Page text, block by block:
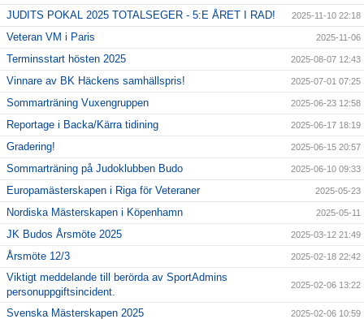
JUDITS POKAL 2025 TOTALSEGER - 5:E ÅRET I RAD! 2025-11-10 22:18
Veteran VM i Paris 2025-11-06
Terminsstart hösten 2025 2025-08-07 12:43
Vinnare av BK Häckens samhällspris! 2025-07-01 07:25
Sommarträning Vuxengruppen 2025-06-23 12:58
Reportage i Backa/Kärra tidining 2025-06-17 18:19
Gradering! 2025-06-15 20:57
Sommarträning på Judoklubben Budo 2025-06-10 09:33
Europamästerskapen i Riga för Veteraner 2025-05-23
Nordiska Mästerskapen i Köpenhamn 2025-05-11
JK Budos Årsmöte 2025 2025-03-12 21:49
Årsmöte 12/3 2025-02-18 22:42
Viktigt meddelande till berörda av SportAdmins
personuppgiftsincident.
2025-02-06 13:22
Svenska Mästerskapen 2025 2025-02-06 10:59